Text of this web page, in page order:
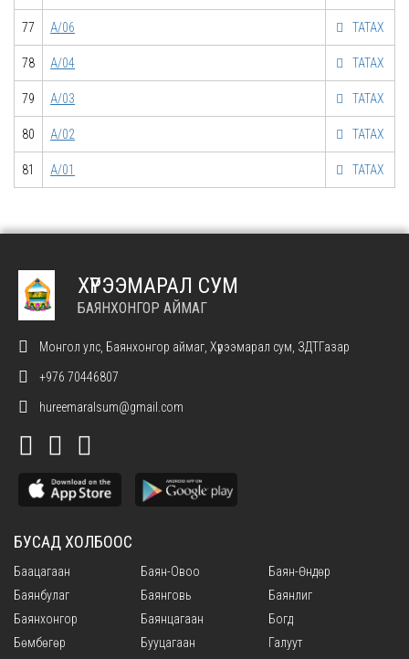
77 А/06 ТАТАХ
78 А/04 ТАТАХ
79 А/03 ТАТАХ
80 А/02 ТАТАХ
81 А/01 ТАТАХ
ХҮРЭЭМАРАЛ СУМ
БАЯНХОНГОР АЙМАГ
Монгол улс, Баянхонгор аймаг, Хүрээмарал сум, ЗДТГазар
+976 70446807
hureemaralsum@gmail.com
БУСАД ХОЛБООС
Баацагаан Баян-Овоо
Баян-Өндөр
Баянбулаг
Баянговь
Баянлиг
Баянхонгор
Баянцагаан
Богд
Бөмбөгөр
Бууцагаан Галуут